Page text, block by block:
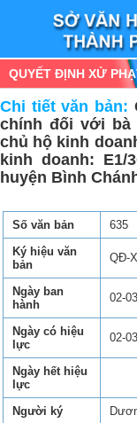
QUYẾT ĐỊNH XỬ
Chi tiết văn bản:
chính đối với bà
chủ hộ kinh
kinh doanh:
huyện Bình
Số văn bản
635
Ký hiệu văn
bản
QĐ-
Ngày ban
hành
02-
Ngày có hiệu
lực
02-
Ngày hết hiệu
lực
Người ký